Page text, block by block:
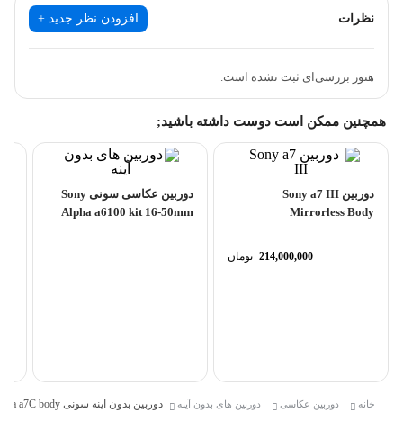
نظرات افزودن نظر جدید +
هنوز بررسی‌ای ثبت نشده است.
همچنین ممکن است دوست داشته باشید;
دوربین Sony a7 III
Mirrorless Body
214,000,000 تومان
دوربین عکاسی سونی Sony
Alpha a6100 kit 16-50mm
خانه دوربین عکاسی دوربین های بدون آینه دوربین بدون آینه سونی Sony alpha a7C body